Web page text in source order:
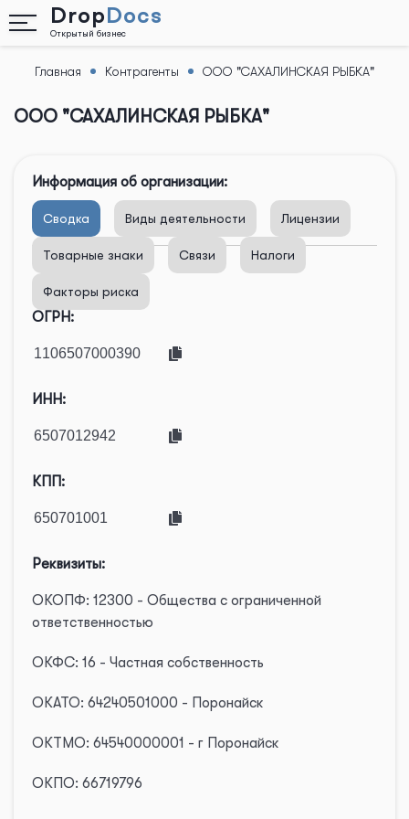
DropDocs
Открытый бизнес
Назад
Главная Контрагенты ООО "САХАЛИНСКАЯ РЫБКА"
ООО "САХАЛИНСКАЯ РЫБКА"
Информация об организации:
Сводка Виды деятельности Лицензии
Товарные знаки Связи Налоги
Факторы риска
ОГРН:
ИНН:
КПП:
Реквизиты:
ОКОПФ: 12300 - Общества с ограниченной
ответственностью
ОКФС: 16 - Частная собственность
ОКАТО: 64240501000 - Поронайск
ОКТМО: 64540000001 - г Поронайск
ОКПО: 66719796